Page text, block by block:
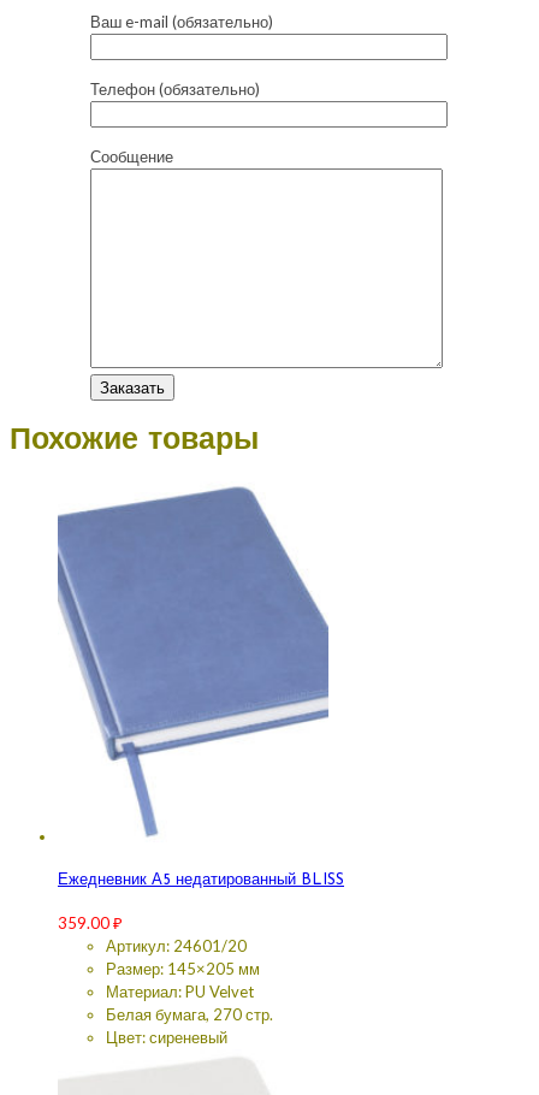
Ваш e-mail (обязательно)
Телефон (обязательно)
Сообщение
Похожие товары
Ежедневник А5 недатированный BLISS
359.00₽
Артикул: 24601/20
Размер: 145×205 мм
Материал: PU Velvet
Белая бумага, 270 стр.
Цвет: сиреневый